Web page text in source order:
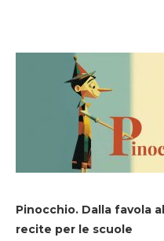
Pinocchio. Dalla favola
recite per le scuole